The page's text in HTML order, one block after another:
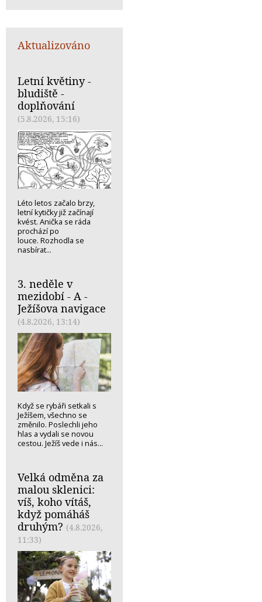
Aktualizováno
Letní květiny -
bludiště -
doplňování
(5.8.2026, 15:16)
Léto letos začalo brzy,
letní kytičky již začínají
kvést. Anička se ráda
prochází po
louce. Rozhodla se
nasbírat...
3. neděle v
mezidobí - A -
Ježíšova navigace
(4.8.2026, 13:14)
Když se rybáři setkali s
Ježíšem, všechno se
změnilo. Poslechli jeho
hlas a vydali se novou
cestou. Ježíš vede i nás...
Velká odměna za
malou sklenici:
víš, koho vítáš,
když pomáháš
druhým? (4.8.2026,
11:33)